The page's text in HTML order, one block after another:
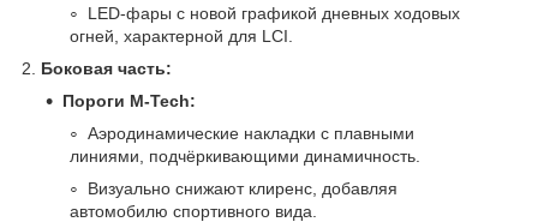
LED-фары с новой графикой дневных ходовых
огней, характерной для LCI.
2. Боковая часть:
Пороги M-Tech:
Аэродинамические накладки с плавными
линиями, подчёркивающими динамичность.
Визуально снижают клиренс, добавляя
автомобилю спортивного вида.